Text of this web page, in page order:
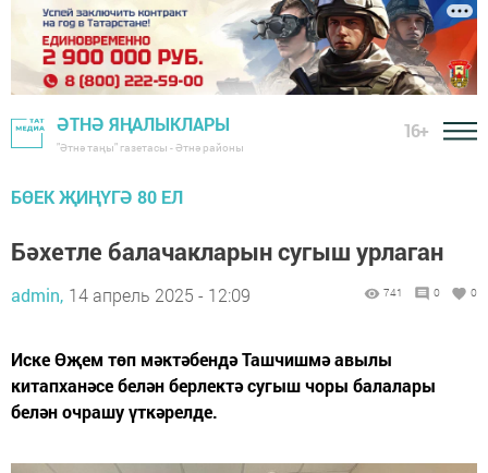
ӘТНӘ ЯҢАЛЫКЛАРЫ
"Әтнә таңы" газетасы - Әтнә районы
16+
БӨЕК ҖИҢҮГӘ 80 ЕЛ
Бәхетле балачакларын сугыш урлаган
admin, 14 апрель 2025 - 12:09 741 0 0
Иске Өҗем төп мәктәбендә Ташчишмә авылы
китапханәсе белән берлектә сугыш чоры балалары
белән очрашу үткәрелде.